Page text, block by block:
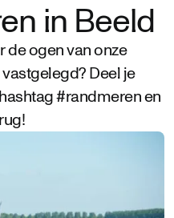
in Beeld
de ogen van onze
Deel je
#randmeren en